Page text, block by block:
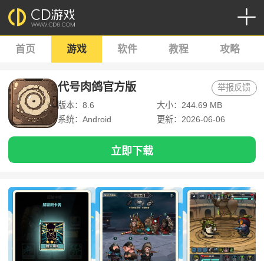
首页 游戏 软件 教程 攻略
代号肉鸽官方版
版本：8.6
大小：244.69 MB
系统：Android
更新：2026-06-06
举报反馈
立即下载